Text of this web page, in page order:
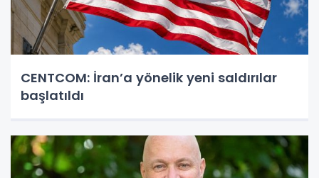
CENTCOM: İran’a yönelik yeni saldırılar
başlatıldı